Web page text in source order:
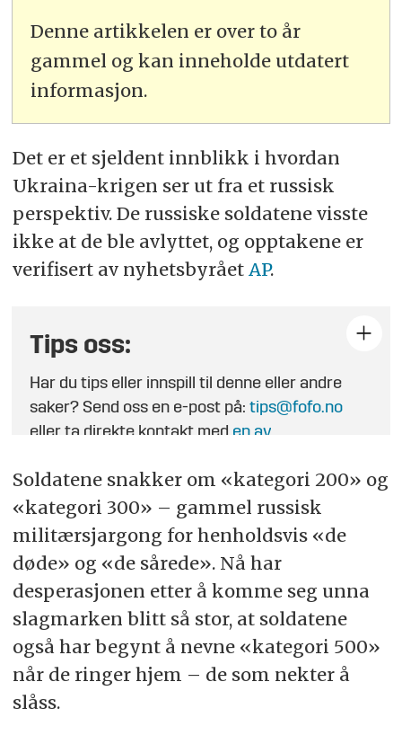
Denne artikkelen er over to år
gammel og kan inneholde utdatert
informasjon.
Det er et sjeldent innblikk i hvordan
Ukraina-krigen ser ut fra et russisk
perspektiv. De russiske soldatene visste
ikke at de ble avlyttet, og opptakene er
verifisert av nyhetsbyrået AP.
Tips oss:
Har du tips eller innspill til denne eller andre
saker? Send oss en e-post på:tips@fofo.no
eller ta direkte kontakt med en av
Soldatene snakker om «kategori 200» og
«kategori 300» – gammel russisk
militærsjargong for henholdsvis «de
døde» og «de sårede». Nå har
desperasjonen etter å komme seg unna
slagmarken blitt så stor, at soldatene
også har begynt å nevne «kategori 500»
når de ringer hjem – de som nekter å
slåss.